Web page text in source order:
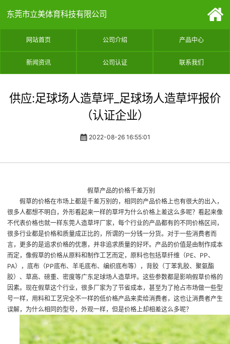
东莞市立美体育科技有限公司
网站首页 公司介绍 产品中心
新闻资讯 公司认证 联系我们
供应:足球场人造草坪_足球场人造草坪报价
（认证企业）
2022-08-26 16:55:01
假草产品的价格千差万别
假草的价格在市场上都是千差万别的，相同的产品价格上也有很大的出入，
很多人都想不明白，外形看起来一样的草坪为什么价格上差这么多呢？看起来像
不代表价格也就一样东莞人造草坪厂家 ，每个行业的产品都有的不同价格区间，
很多行业都是价格和质量成正比的，所谓的一分钱一分货。对于一些消费者而
言，更多的是追求价格的优惠，并非追求质量的好坏。产品的价值是由制作成本
而定，像假草的价格从原料和制作工艺而定，原料也包括草纤维（PE、PP、
PA），底布（PP底布、羊毛底布、编织底布等），背胶（丁苯乳胶、聚氨酯
胶）、草高、磅重、密度等广东足球场人造草坪。这些参数都是影响假草价格的
因素。现在假草这个行业，很多厂家为了节省成本，甚至为了抢占市场做一些型
号一样，用料和工艺完全不一样的低价格产品来卖给消费者，这也让消费者产生
误解，为什么相同的型号，外观一样，但是价格上却相差这么多呢？